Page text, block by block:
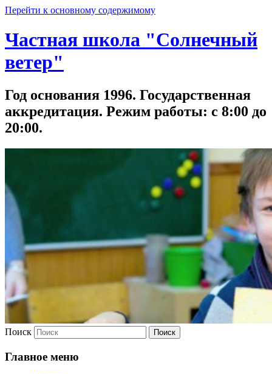
Перейти к основному содержимому
Частная школа "Солнечный
ветер"
Год основания 1996. Государственная
аккредитация. Режим работы: с 8:00 до
20:00.
Поиск
Главное меню